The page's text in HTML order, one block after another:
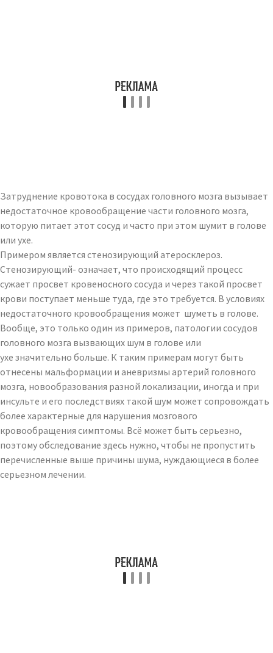
Затруднение кровотока в сосудах головного мозга вызывает
недостаточное кровообращение части головного мозга,
которую питает этот сосуд и часто при этом шумит в голове
или ухе.
Примером является стенозирующий атеросклероз.
Стенозирующий- означает, что происходящий процесс
сужает просвет кровеносного сосуда и через такой просвет
крови поступает меньше туда, где это требуется. В условиях
недостаточного кровообращения может шуметь в голове.
Вообще, это только один из примеров, патологии сосудов
головного мозга вызвающих шум в голове или
ухе значительно больше. К таким примерам могут быть
отнесены мальформации и аневризмы артерий головного
мозга, новообразования разной локализации, иногда и при
инсульте и его последствиях такой шум может сопровождать
более характерные для нарушения мозгового
кровообращения симптомы. Всё может быть серьезно,
поэтому обследование здесь нужно, чтобы не пропустить
перечисленные выше причины шума, нуждающиеся в более
серьезном лечении.